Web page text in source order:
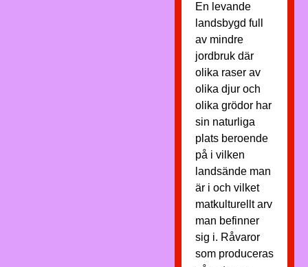
En levande
landsbygd full
av mindre
jordbruk där
olika raser av
olika djur och
olika grödor har
sin naturliga
plats beroende
på i vilken
landsände man
är i och vilket
matkulturellt arv
man befinner
sig i. Råvaror
som produceras